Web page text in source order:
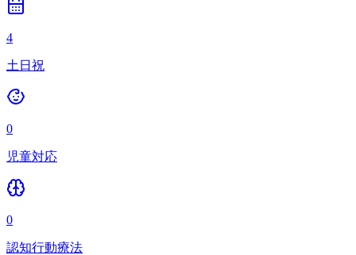
4
土日祝
0
児童対応
0
認知行動療法